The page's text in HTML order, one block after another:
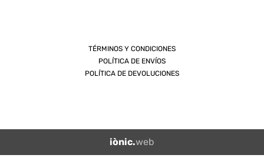
TÉRMINOS Y CONDICIONES
POLÍTICA DE ENVÍOS
POLÍTICA DE DEVOLUCIONES
iònic.web